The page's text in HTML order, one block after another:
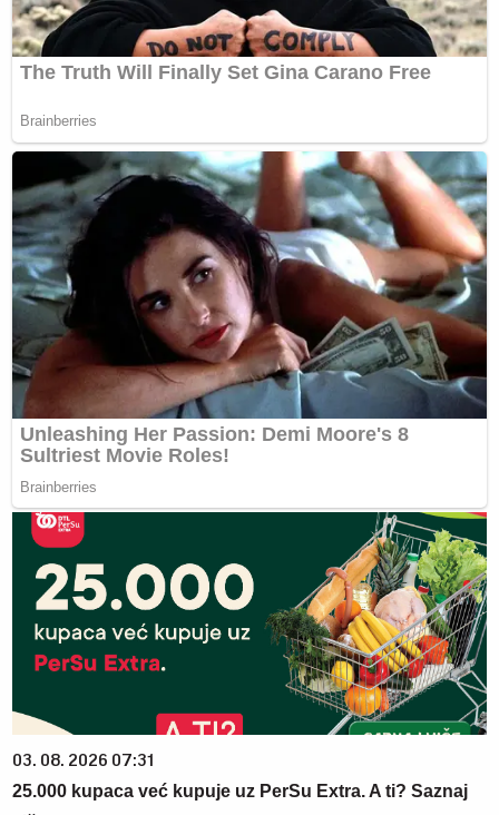
03. 08. 2026 07:31
25.000 kupaca već kupuje uz PerSu Extra. A ti? Saznaj